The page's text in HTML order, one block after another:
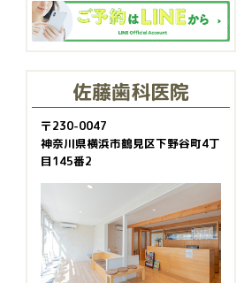
佐藤歯科医院
〒230-0047
神奈川県横浜市鶴見区下野谷町4丁
目145番2